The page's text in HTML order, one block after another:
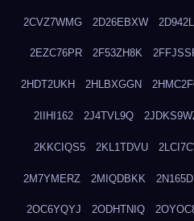
2CVZ7WMG 2D26EBXW
2EZC76PR 2F53ZH8K
2HDT2UKH 2HLBXGGN
2IIHI162 2J4TVL9Q
2KKCIQS5 2KL1TDVU
2M7YMERZ 2MIQDBKK
2OC6YQYJ 2ODHTNIQ